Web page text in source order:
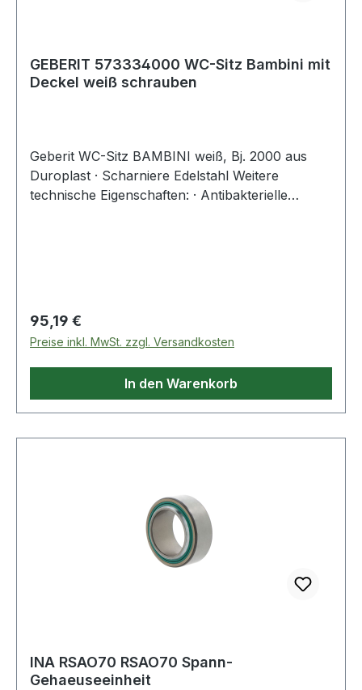
GEBERIT 573334000 WC-Sitz Bambini mit
Deckel weiß schrauben
Geberit WC-Sitz BAMBINI weiß, Bj. 2000 aus
Duroplast · Scharniere Edelstahl Weitere
technische Eigenschaften: · Antibakterielle
Regulärer Preis:
95,19 €
Preise inkl. MwSt. zzgl. Versandkosten
In den Warenkorb
INA RSAO70 RSAO70 Spann-
Gehaeuseeinheit